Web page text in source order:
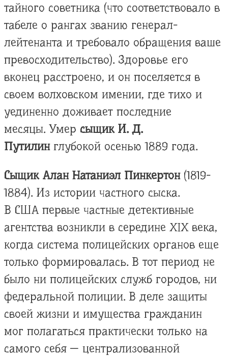
тайного советника (что соответствовало в
табеле о рангах званию генерал-
лейтенанта и требовало обращения ваше
превосходительство). Здоровье его
вконец расстроено, и он поселяется в
своем волховском имении, где тихо и
уединенно доживает последние
месяцы. Умер сыщик И. Д.
Путилинглубокой осенью 1889 года.
Сыщик Алан Натаниэл Пинкертон(1819-
1884). Из истории частного сыска.
В США первые частные детективные
агентства возникли в середине XIX века,
когда система полицейских органов еще
только формировалась. В тот период не
было ни полицейских служб городов, ни
федеральной полиции. В деле защиты
своей жизни и имущества гражданин
мог полагаться практически только на
самого себя — централизованной